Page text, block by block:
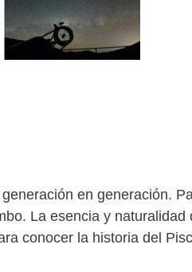
en generación.
La esencia y naturalidad
conocer la historia del